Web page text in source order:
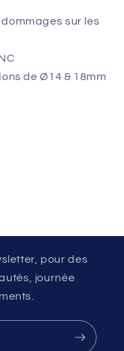
sur les
de Ø14 & 18mm
pour des
journée